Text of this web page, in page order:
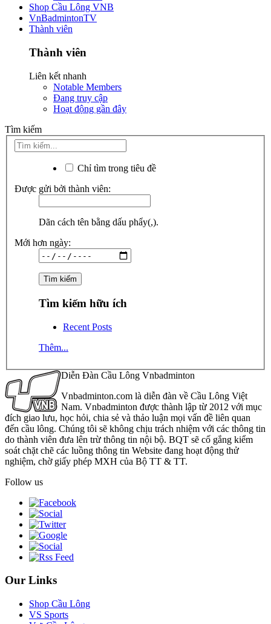
Shop Cầu Lông VNB
VnBadmintonTV
Thành viên
Thành viên
Liên kết nhanh
Notable Members
Đang truy cập
Hoạt động gần đây
Tìm kiếm
Chỉ tìm trong tiêu đề
Được gửi bởi thành viên:
Dãn cách tên bằng dấu phẩy(,).
Mới hơn ngày:
Tìm kiếm hữu ích
Recent Posts
Thêm...
Diễn Đàn Cầu Lông Vnbadminton
Vnbadminton.com là diễn đàn về Cầu Lông Việt
Nam. Vnbadminton được thành lập từ 2012 với mục
đích giao lưu, học hỏi, chia sẻ và thảo luận mọi vấn đề liên quan
đến cầu lông. Chúng tôi sẽ không chịu trách nhiệm với các thông tin
do thành viên đưa lên trừ thông tin nội bộ. BQT sẽ cố gắng kiểm
soát chặt chẽ các luồng thông tin Website đang hoạt động thử
nghiệm, chờ giấy phép MXH của Bộ TT & TT.
Follow us
Our Links
Shop Cầu Lông
VS Sports